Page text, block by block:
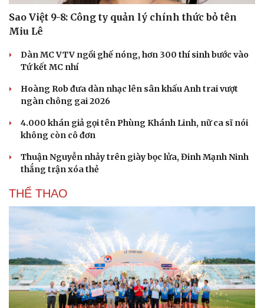
Sao Việt 9-8: Công ty quản lý chính thức bỏ tên
Miu Lê
Dàn MC VTV ngồi ghế nóng, hơn 300 thí sinh bước vào
Tứ kết MC nhí
Hoàng Rob đưa dàn nhạc lên sân khấu Anh trai vượt
ngàn chông gai 2026
4.000 khán giả gọi tên Phùng Khánh Linh, nữ ca sĩ nói
không còn cô đơn
Thuận Nguyễn nhảy trên giày bọc lửa, Đinh Mạnh Ninh
thắng trận xóa thẻ
THỂ THAO